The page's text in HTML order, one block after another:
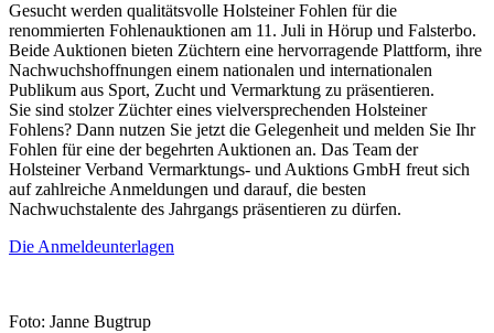
Gesucht werden qualitätsvolle Holsteiner Fohlen für die
renommierten Fohlenauktionen am 11. Juli in Hörup und Falsterbo.
Beide Auktionen bieten Züchtern eine hervorragende Plattform, ihre
Nachwuchshoffnungen einem nationalen und internationalen
Publikum aus Sport, Zucht und Vermarktung zu präsentieren.
Sie sind stolzer Züchter eines vielversprechenden Holsteiner
Fohlens? Dann nutzen Sie jetzt die Gelegenheit und melden Sie Ihr
Fohlen für eine der begehrten Auktionen an. Das Team der
Holsteiner Verband Vermarktungs- und Auktions GmbH freut sich
auf zahlreiche Anmeldungen und darauf, die besten
Nachwuchstalente des Jahrgangs präsentieren zu dürfen.
Die Anmeldeunterlagen
Foto: Janne Bugtrup